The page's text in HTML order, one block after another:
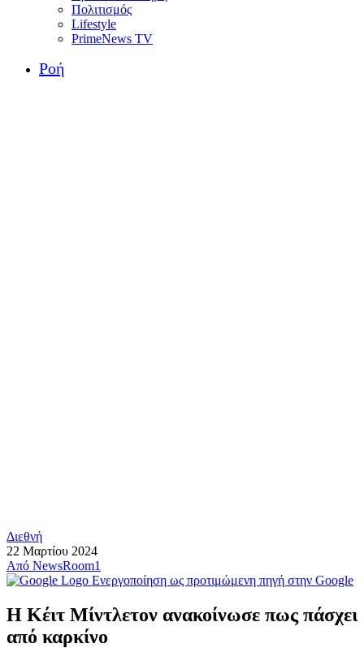
Πολιτισμός
Lifestyle
PrimeNews TV
Ροή
Διεθνή
22 Μαρτίου 2024
Από NewsRoom1
Ενεργοποίηση ως προτιμώμενη πηγή στην Google
Η Κέιτ Μίντλετον ανακοίνωσε πως πάσχει
από καρκίνο